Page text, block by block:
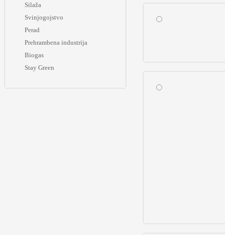
Silaža
Svinjogojstvo
Perad
Prehrambena industrija
Biogas
Stay Green